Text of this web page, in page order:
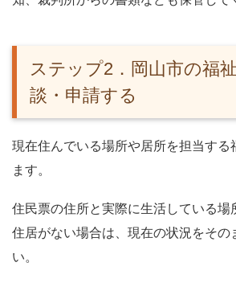
ステップ2．岡山市の福
談・申請する
現在住んでいる場所や居所を担当する
ます。
住民票の住所と実際に生活している場
住居がない場合は、現在の状況をその
い。